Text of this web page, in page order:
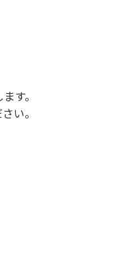
や使用人数が増えた
帰り使用の方及び午
く、過去にも増水
、濁り始めたとき
す。
い。